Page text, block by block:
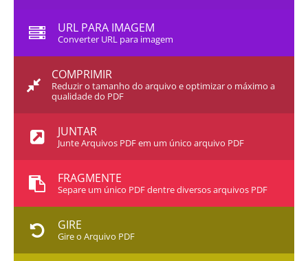
URL PARA IMAGEM
Converter URL para imagem
COMPRIMIR
Reduzir o tamanho do arquivo e optimizar o máximo a
qualidade do PDF
JUNTAR
Junte Arquivos PDF em um único arquivo PDF
FRAGMENTE
Separe um único PDF dentre diversos arquivos PDF
GIRE
Gire o Arquivo PDF